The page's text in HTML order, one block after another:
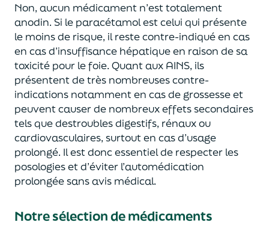
Non, aucun médicament n’est totalement
anodin. Si le paracétamol est celui qui présente
le moins de risque, il reste contre-indiqué en cas
en cas d’insuffisance hépatique en raison de sa
toxicité pour le foie. Quant aux AINS, ils
présentent de très nombreuses contre-
indications notamment en cas de grossesse et
peuvent causer de nombreux effets secondaires
tels que destroubles digestifs, rénaux ou
cardiovasculaires, surtout en cas d’usage
prolongé. Il est donc essentiel de respecter les
posologies et d’éviter l’automédication
prolongée sans avis médical.
Notre sélection de médicaments